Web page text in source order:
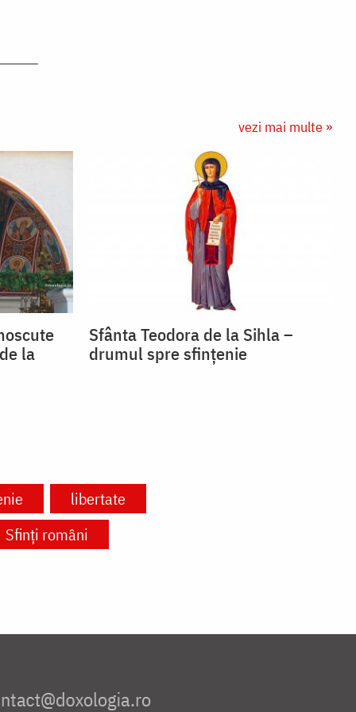
vezi mai multe »
la
Sfânta Teodora de la Sihla –
drumul spre sfințenie
libertate
Sfinți români